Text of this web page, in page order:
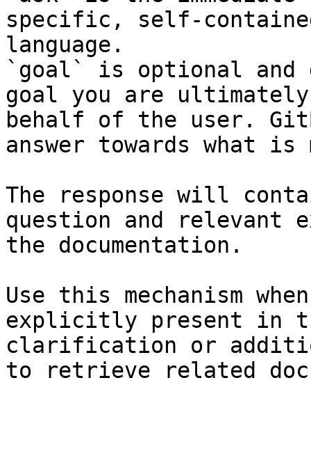
specific, self-
language.
`goal` is optional and
goal you are
behalf of the user.
answer towards what
The response will
question and relevant
the documentation.
Use this mechanism
explicitly present in
clarification or